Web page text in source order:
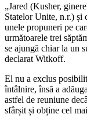
„Jared (Kusher,
Statelor Unite, n.r.) și
unele propuneri pe
următoarele trei
se ajungă chiar la un
declarat Witkoff.
El nu a exclus
întâlnire, însă a
astfel de reuniune
sfârșit și obține cel